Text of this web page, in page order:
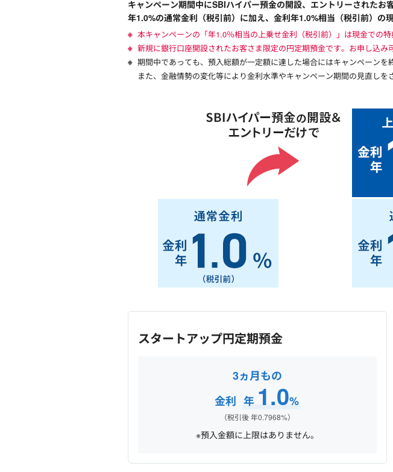
キャンペーン期間中にSBIハイパー預金の開設、エントリーされたお
年1.0%の通常金利（税引前）に加え、金利年1.0%相当（税引前）の
本キャンペーンの「年1.0％相当の上乗せ金利（税引前）」は現金での
新規に銀行口座開設されたお客さま限定の円定期預金です。お申し込み
期間中であっても、預入総額が一定額に達した場合にはキャンペーンを
また、金融情勢の変化等により金利水準やキャンペーン期間の見直しを
スタートアップ円定期預金
3ヵ月もの
金利 年 1.0%
（税引後 年0.7968%）
※預入金額に上限はありません。